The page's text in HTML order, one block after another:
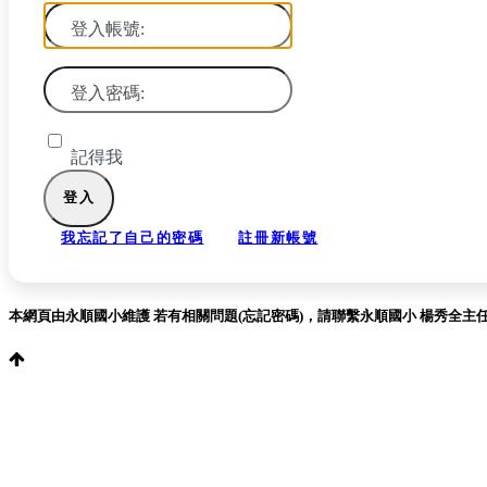
登入帳號:
登入密碼:
記得我
我忘記了自己的密碼 註冊新帳號
本網頁由永順國小維護 若有相關問題(忘記密碼)，請聯繫永順國小 楊秀全主